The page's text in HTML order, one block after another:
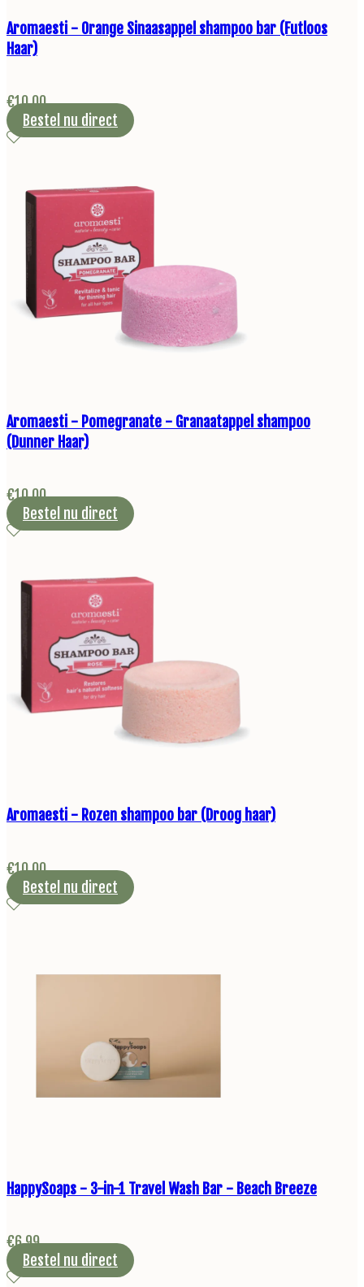
Aromaesti - Orange Sinaasappel shampoo bar (Futloos
Haar)
€10,00
Bestel nu direct
Aromaesti - Pomegranate - Granaatappel shampoo
(Dunner Haar)
€10,00
Bestel nu direct
Aromaesti - Rozen shampoo bar (Droog haar)
€10,00
Bestel nu direct
HappySoaps - 3-in-1 Travel Wash Bar - Beach Breeze
€6,99
Bestel nu direct